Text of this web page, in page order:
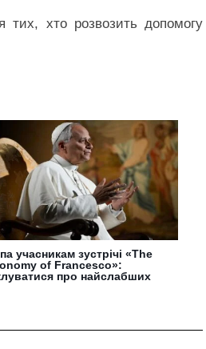
хто розвозить допомогу
учасникам зустрічі «The
of Francesco»:
про найслабших